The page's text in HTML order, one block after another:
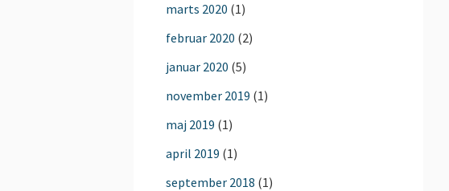
marts 2020 (1)
februar 2020 (2)
januar 2020 (5)
november 2019 (1)
maj 2019 (1)
april 2019 (1)
september 2018 (1)